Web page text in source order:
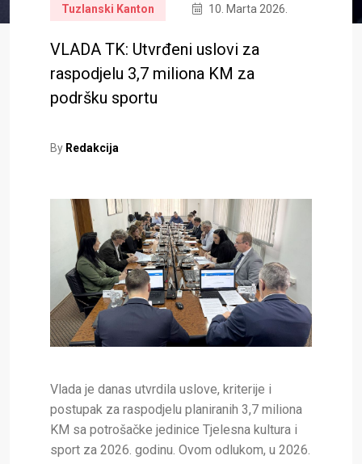
Tuzlanski Kanton 10. Marta 2026.
VLADA TK: Utvrđeni uslovi za
raspodjelu 3,7 miliona KM za
podršku sportu
By Redakcija
Vlada je danas utvrdila uslove, kriterije i
postupak za raspodjelu planiranih 3,7 miliona
KM sa potrošačke jedinice Tjelesna kultura i
sport za 2026. godinu. Ovom odlukom, u 2026.